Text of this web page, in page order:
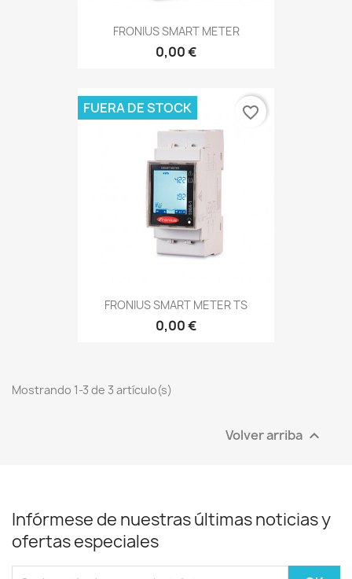
FRONIUS SMART METER
0,00 €
FRONIUS SMART METER TS
0,00 €
FUERA DE STOCK favorite_border
Mostrando 1-3 de 3 artículo(s)
Volver arriba 
Infórmese de nuestras últimas noticias y
ofertas especiales